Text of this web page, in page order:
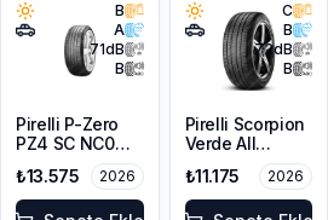
B
A
71dB
B
Pirelli P-Zero
PZ4 SC NC0
255/55ZR20
110Y XL
₺13.575 2026
C
B
72dB
B
Pirelli Scorpion
Verde All
Season LR
255/55R20
110W XL M+S
₺11.175 2026